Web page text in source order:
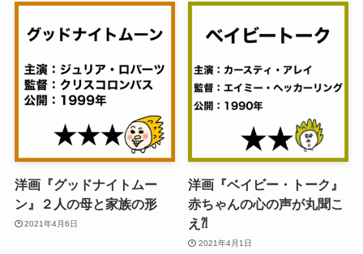
洋画『グッドナイトムー
ン』２人の母と家族の形
2021年4月6日
洋画『ベイビー・トーク』
赤ちゃんの心の声が丸聞こ
え⁈
2021年4月1日